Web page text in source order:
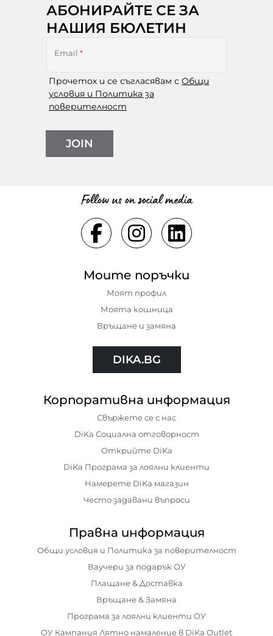
АБОНИРАЙТЕ СЕ ЗА
НАШИЯ БЮЛЕТИН
Email *
Прочетох и се съгласявам с Общи
условия и Политика за
поверителност
JOIN
Follow us on social media
Моите поръчки
Моят профил
Моята кошница
Връщане и замяна
DIKA.BG
Корпоративна информация
Свържете се с нас
DiKa Социална отговорност
Открийте DiKa
DiKa Програма за лоялни клиенти
Намерете DiKa магазин
Често задавани въпроси
Правна информация
Общи условия и Политика за поверителност
Ваучери за подарък ОУ
Плащане & Доставка
Връщане & Замяна
Програма за лоялни клиенти ОУ
ОУ Кампания Лятно намаление в DiKa Outlet